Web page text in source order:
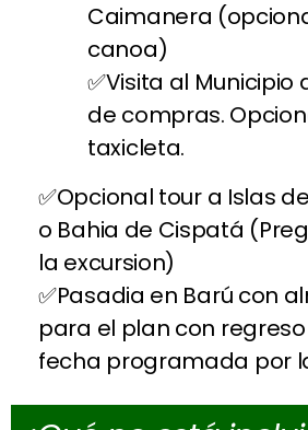
Caimanera
canoa)
Visita al Municipio
de compras.
taxicleta.
Opcional tour a Islas
o Bahia de Cispatá
la excursion)
Pasadia en Barú con
para el plan con
fecha programada por